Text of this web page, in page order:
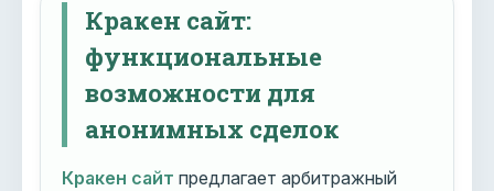
Кракен сайт:
функциональные
возможности для
анонимных сделок
Кракен сайт предлагает арбитражный